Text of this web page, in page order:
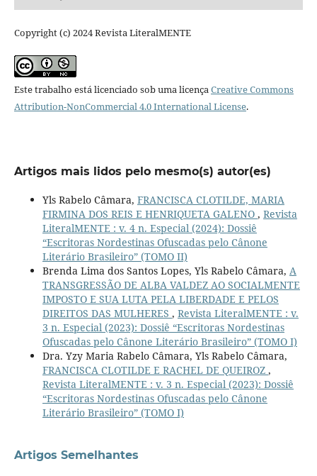
Copyright (c) 2024 Revista LiteralMENTE
Este trabalho está licenciado sob uma licençaCreative Commons
Attribution-NonCommercial 4.0 International License.
Artigos mais lidos pelo mesmo(s) autor(es)
Yls Rabelo Câmara, FRANCISCA CLOTILDE, MARIA
FIRMINA DOS REIS E HENRIQUETA GALENO , Revista
LiteralMENTE : v. 4 n. Especial (2024): Dossiê
“Escritoras Nordestinas Ofuscadas pelo Cânone
Literário Brasileiro” (TOMO II)
Brenda Lima dos Santos Lopes, Yls Rabelo Câmara, A
TRANSGRESSÃO DE ALBA VALDEZ AO SOCIALMENTE
IMPOSTO E SUA LUTA PELA LIBERDADE E PELOS
DIREITOS DAS MULHERES , Revista LiteralMENTE : v.
3 n. Especial (2023): Dossiê “Escritoras Nordestinas
Ofuscadas pelo Cânone Literário Brasileiro” (TOMO I)
Dra. Yzy Maria Rabelo Câmara, Yls Rabelo Câmara,
FRANCISCA CLOTILDE E RACHEL DE QUEIROZ ,
Revista LiteralMENTE : v. 3 n. Especial (2023): Dossiê
“Escritoras Nordestinas Ofuscadas pelo Cânone
Literário Brasileiro” (TOMO I)
Artigos Semelhantes